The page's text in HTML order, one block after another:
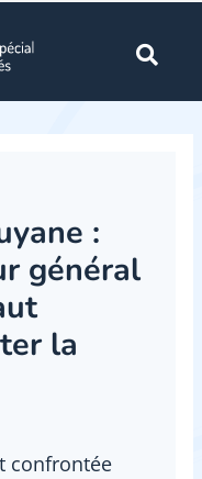
:
général
la
confrontée